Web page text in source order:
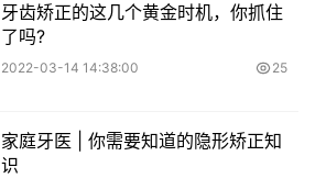
牙齿矫正的这几个黄金时机，你抓住
了吗?
2022-03-14 14:38:00 25
家庭牙医 | 你需要知道的隐形矫正知
识